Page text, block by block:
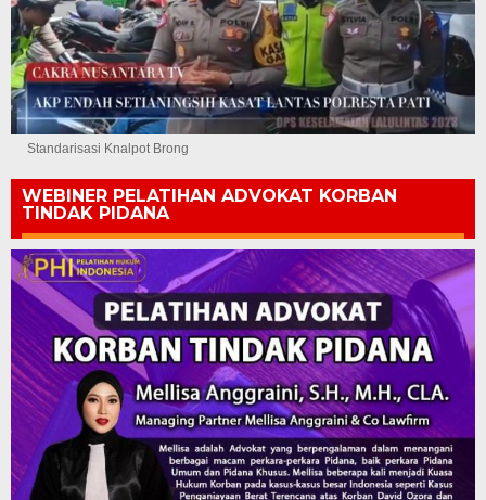
Standarisasi Knalpot Brong
WEBINER PELATIHAN ADVOKAT KORBAN
TINDAK PIDANA